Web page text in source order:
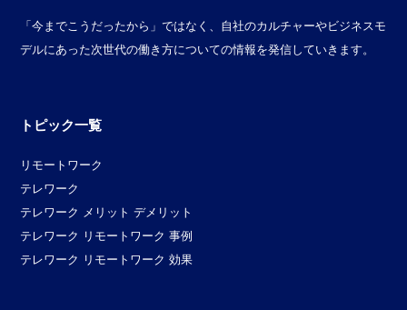
「今までこうだったから」ではなく、自社のカルチャーやビジネスモ
デルにあった次世代の働き方についての情報を発信していきます。
トピック一覧
リモートワーク
テレワーク
テレワーク メリット デメリット
テレワーク リモートワーク 事例
テレワーク リモートワーク 効果